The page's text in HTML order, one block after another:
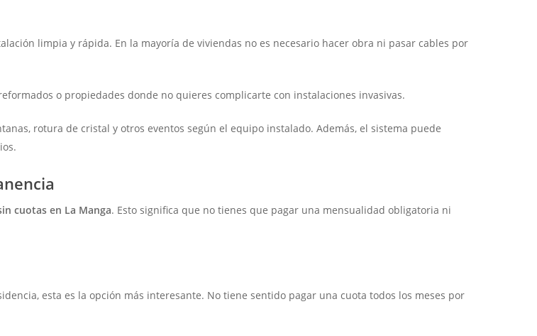
limpia y rápida. En la mayoría de viviendas no es necesario hacer obra ni pasar cables por
o propiedades donde no quieres complicarte con instalaciones invasivas.
rotura de cristal y otros eventos según el equipo instalado. Además, el sistema puede
cuotas en La Manga. Esto significa que no tienes que pagar una mensualidad obligatoria ni
esta es la opción más interesante. No tiene sentido pagar una cuota todos los meses por